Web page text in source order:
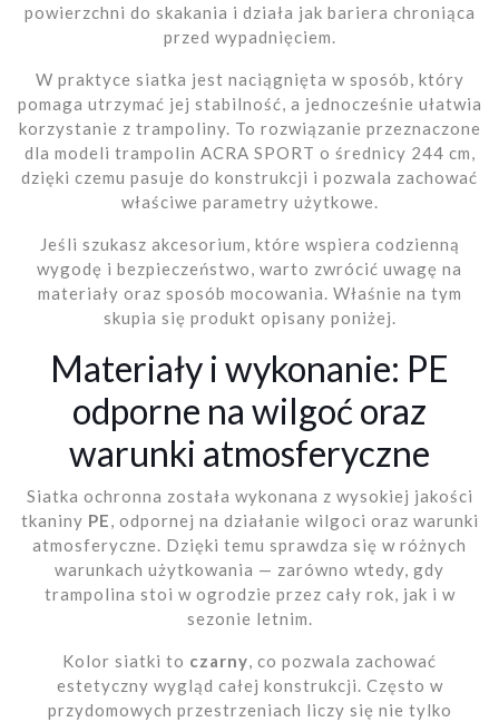
powierzchni do skakania i działa jak bariera chroniąca
przed wypadnięciem.
W praktyce siatka jest naciągnięta w sposób, który
pomaga utrzymać jej stabilność, a jednocześnie ułatwia
korzystanie z trampoliny. To rozwiązanie przeznaczone
dla modeli trampolin ACRA SPORT o średnicy 244 cm,
dzięki czemu pasuje do konstrukcji i pozwala zachować
właściwe parametry użytkowe.
Jeśli szukasz akcesorium, które wspiera codzienną
wygodę i bezpieczeństwo, warto zwrócić uwagę na
materiały oraz sposób mocowania. Właśnie na tym
skupia się produkt opisany poniżej.
Materiały i wykonanie: PE
odporne na wilgoć oraz
warunki atmosferyczne
Siatka ochronna została wykonana z wysokiej jakości
tkaniny PE, odpornej na działanie wilgoci oraz warunki
atmosferyczne. Dzięki temu sprawdza się w różnych
warunkach użytkowania — zarówno wtedy, gdy
trampolina stoi w ogrodzie przez cały rok, jak i w
sezonie letnim.
Kolor siatki to czarny, co pozwala zachować
estetyczny wygląd całej konstrukcji. Często w
przydomowych przestrzeniach liczy się nie tylko